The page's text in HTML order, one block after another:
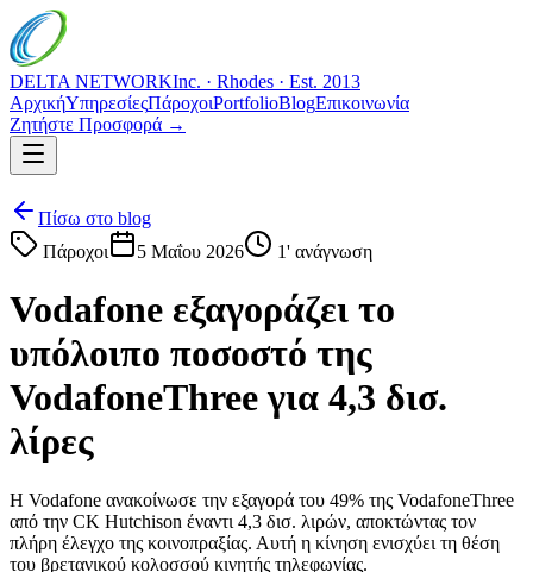
DELTA NETWORKInc. · Rhodes · Est. 2013
ΑρχικήΥπηρεσίεςΠάροχοιPortfolioBlogΕπικοινωνία
Ζητήστε Προσφορά →
Πίσω στο blog
Πάροχοι
5 Μαΐου 2026 1' ανάγνωση
Vodafone εξαγοράζει το
υπόλοιπο ποσοστό της
VodafoneThree για 4,3 δισ.
λίρες
Η Vodafone ανακοίνωσε την εξαγορά του 49% της VodafoneThree
από την CK Hutchison έναντι 4,3 δισ. λιρών, αποκτώντας τον
πλήρη έλεγχο της κοινοπραξίας. Αυτή η κίνηση ενισχύει τη θέση
του βρετανικού κολοσσού κινητής τηλεφωνίας.